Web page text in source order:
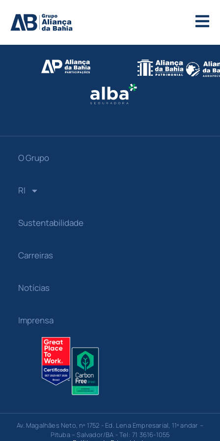
O Grupo
RI
Sustentabilidade
Carreiras
Notícias
Imprensa
Av. Magalhães Neto, nº 1752 - Ed. Lena Empresarial, 11º andar –
Pituba – Salvador/BA - Tel: 71 3616-1055